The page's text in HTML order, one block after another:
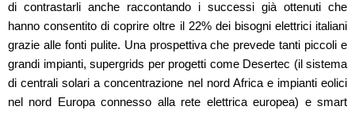
di contrastarli anche raccontando i successi già ottenuti che
hanno consentito di coprire oltre il 22% dei bisogni elettrici italiani
grazie alle fonti pulite. Una prospettiva che prevede tanti piccoli e
grandi impianti, supergrids per progetti come Desertec (il sistema
di centrali solari a concentrazione nel nord Africa e impianti eolici
nel nord Europa connesso alla rete elettrica europea) e smart